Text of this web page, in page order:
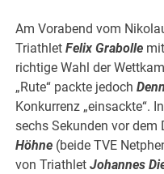
Am Vorabend vom
TriathletFelix Grabolle
richtige Wahl der
„Rute“ packte jedoch
Konkurrenz „einsackte“.
sechs Sekunden vor dem
Höhne (beide TVE
von TriathletJohannes